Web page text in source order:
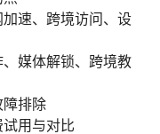
速、跨境访问、设
媒体解锁、跨境教
排除
用与对比